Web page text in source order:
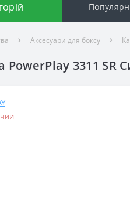
Аксесуари для боксу
PowerPlay 3311 SR